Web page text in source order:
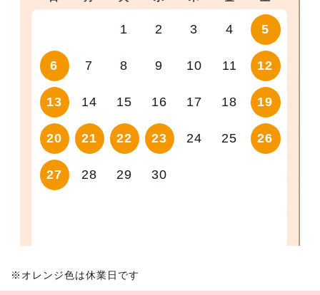
1 2 3 4 5
6 7 8 9 10 11 12
13 14 15 16 17 18 19
20 21 22 23 24 25 26
27 28 29 30
※オレンジ色は休業日です